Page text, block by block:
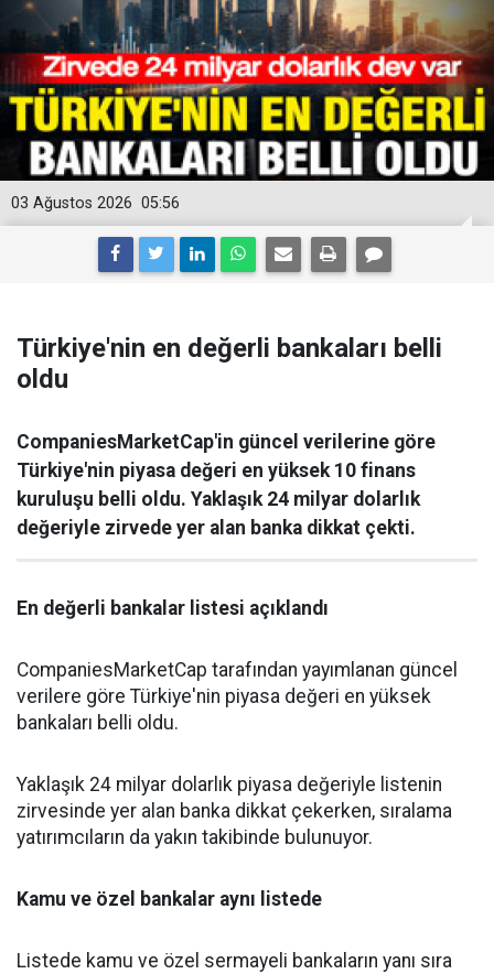
05:56
03 Ağustos 2026
Türkiye'nin en değerli bankaları belli
oldu
CompaniesMarketCap'in güncel verilerine göre
Türkiye'nin piyasa değeri en yüksek 10 finans
kuruluşu belli oldu. Yaklaşık 24 milyar dolarlık
değeriyle zirvede yer alan banka dikkat çekti.
En değerli bankalar listesi açıklandı
CompaniesMarketCap tarafından yayımlanan güncel
verilere göre Türkiye'nin piyasa değeri en yüksek
bankaları belli oldu.
Yaklaşık 24 milyar dolarlık piyasa değeriyle listenin
zirvesinde yer alan banka dikkat çekerken, sıralama
yatırımcıların da yakın takibinde bulunuyor.
Kamu ve özel bankalar aynı listede
Listede kamu ve özel sermayeli bankaların yanı sıra